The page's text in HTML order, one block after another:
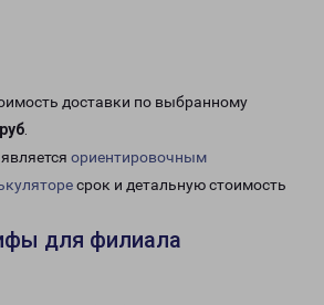
доставки по выбранному
.
ориентировочным
срок и детальную стоимость
для филиала